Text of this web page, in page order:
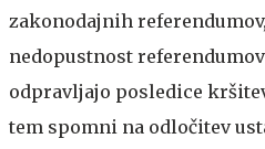
zakonodajnih
nedopustnost
odpravljajo posledice
tem spomni na odločitev